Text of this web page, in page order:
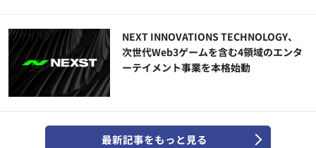
NEXT INNOVATIONS TECHNOLOGY、
次世代Web3ゲームを含む4領域のエンタ
ーテイメント事業を本格始動
最新記事をもっと見る